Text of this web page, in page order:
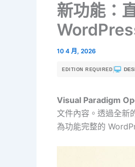
新功能：
10 4 月, 2026
EDITION REQUIRED
Visual Paradigm
文件內容。透過全新
為功能完整的